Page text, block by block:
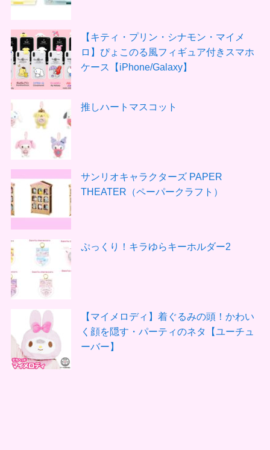
【キティ・プリン・シナモン・マイメ
ロ】ぴょこのる風フィギュア付きスマホ
ケース【iPhone/Galaxy】
推しハートマスコット
サンリオキャラクターズ PAPER
THEATER（ペーパークラフト）
ぷっくり！キラゆらキーホルダー2
【マイメロディ】着ぐるみの頭！かわい
く顔を隠す・パーティのネタ【ユーチュ
ーバー】